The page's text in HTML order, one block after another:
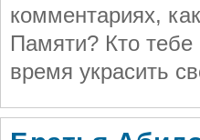
комментариях,
Памяти? Кто
время украсить